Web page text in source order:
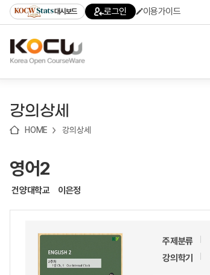
기
기
기
content)
가
대시보드 로그인 이용가이드
강의상세
HOME 강의상세
영어2
건양대학교 이은정
주제분류
강의학기